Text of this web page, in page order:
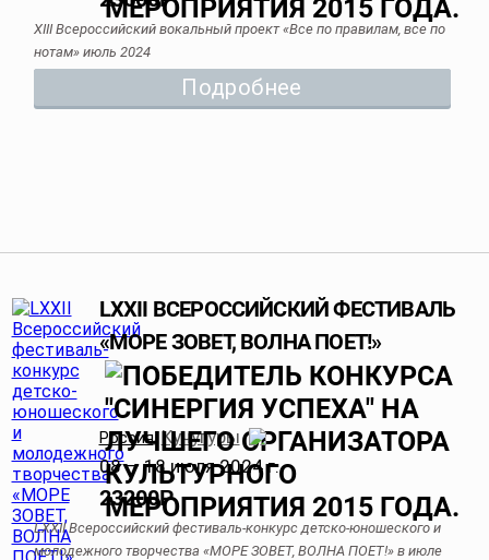
XIII Всероссийский вокальный проект «Все по правилам, все по
нотам» июль 2024
Подробнее
LXXII ВСЕРОССИЙСКИЙ ФЕСТИВАЛЬ
«МОРЕ ЗОВЕТ, ВОЛНА ПОЕТ!»
Россия,Кучугуры
08 — 18 июля 2024 г.
23200Р
LXXII Всероссийский фестиваль-конкурс детско-юношеского и
молодежного творчества «МОРЕ ЗОВЕТ, ВОЛНА ПОЕТ!» в июле